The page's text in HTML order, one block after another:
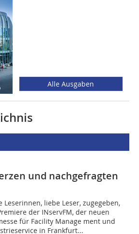
Alle Ausgaben
und nachgefragten
Leserinnen, liebe Leser, zugegeben,
der INservFM, der neuen
für Facility Manage ment und
in Frankfurt...